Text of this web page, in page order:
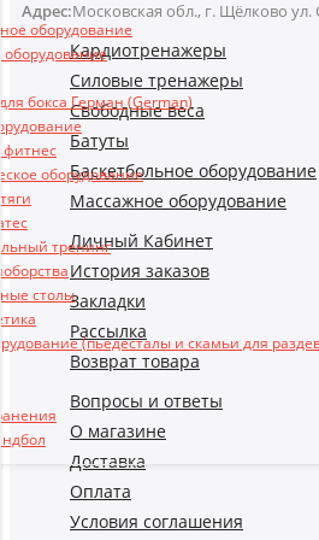
оборудование
бокса Герман (German)
фитнес
оборудование
тренинг
столы
(пьедесталы и скамьи для
Адрес:Московская обл., г. Щёлково ул.
Кардиотренажеры
Силовые тренажеры
Свободные веса
Батуты
Баскетбольное оборудование
Массажное оборудование
Личный Кабинет
История заказов
Закладки
Рассылка
Возврат товара
Вопросы и ответы
О магазине
Доставка
Оплата
Условия соглашения